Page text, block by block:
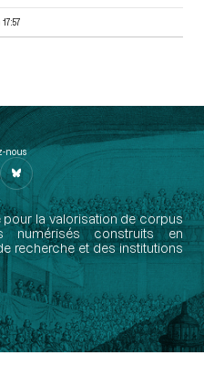
nous
la valorisation de corpus
numérisés construits en
recherche et des institutions